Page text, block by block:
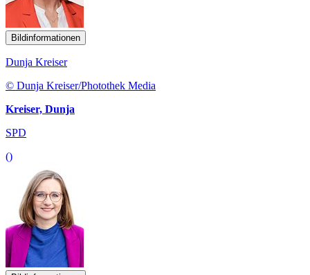
Bildinformationen
Dunja Kreiser
© Dunja Kreiser/Photothek Media
Kreiser, Dunja
SPD
()